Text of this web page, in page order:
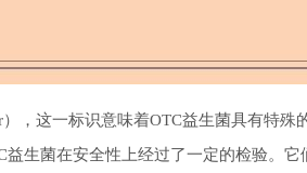
，这一标识意味着OTC益生菌具有特
生菌在安全性上经过了一定的检验。